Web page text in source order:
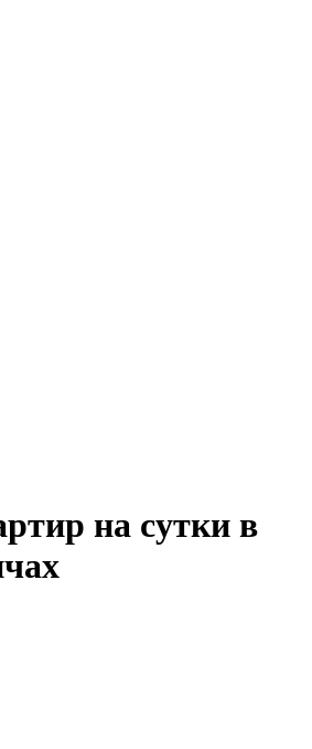
на сутки в